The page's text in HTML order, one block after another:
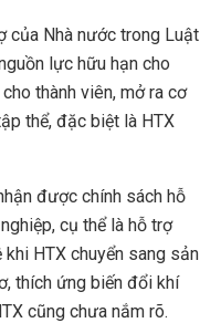
của Nhà nước trong Luật
lực hữu hạn cho
thành viên, mở ra cơ
thể, đặc biệt là HTX
được chính sách hỗ
cụ thể là hỗ trợ
HTX chuyển sang sản
thích ứng biến đổi khí
cũng chưa nắm rõ.